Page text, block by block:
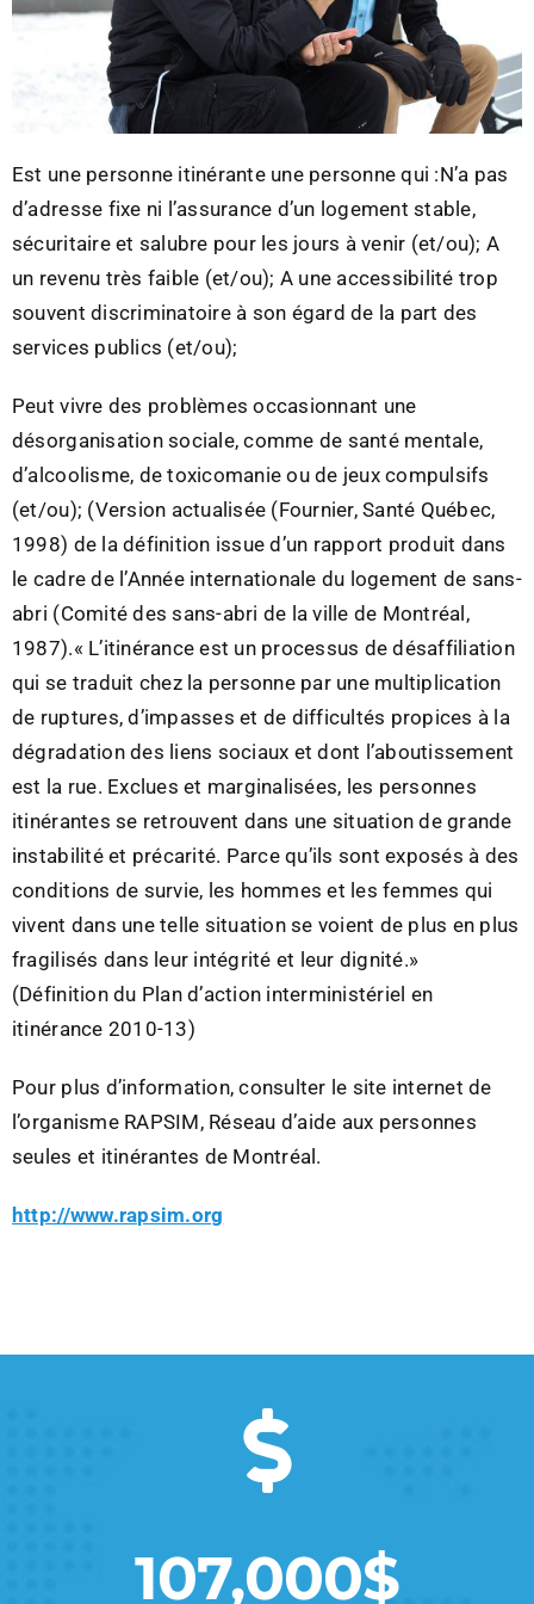
Est une personne itinérante une personne qui :N’a pas
d’adresse fixe ni l’assurance d’un logement stable,
sécuritaire et salubre pour les jours à venir (et/ou); A
un revenu très faible (et/ou); A une accessibilité trop
souvent discriminatoire à son égard de la part des
services publics (et/ou);
Peut vivre des problèmes occasionnant une
désorganisation sociale, comme de santé mentale,
d’alcoolisme, de toxicomanie ou de jeux compulsifs
(et/ou); (Version actualisée (Fournier, Santé Québec,
1998) de la définition issue d’un rapport produit dans
le cadre de l’Année internationale du logement de sans-
abri (Comité des sans-abri de la ville de Montréal,
1987).« L’itinérance est un processus de désaffiliation
qui se traduit chez la personne par une multiplication
de ruptures, d’impasses et de difficultés propices à la
dégradation des liens sociaux et dont l’aboutissement
est la rue. Exclues et marginalisées, les personnes
itinérantes se retrouvent dans une situation de grande
instabilité et précarité. Parce qu’ils sont exposés à des
conditions de survie, les hommes et les femmes qui
vivent dans une telle situation se voient de plus en plus
fragilisés dans leur intégrité et leur dignité.»
(Définition du Plan d’action interministériel en
itinérance 2010-13)
Pour plus d’information, consulter le site internet de
l’organisme RAPSIM, Réseau d’aide aux personnes
seules et itinérantes de Montréal.
http://www.rapsim.org
107,000$